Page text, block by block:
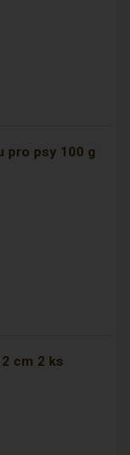
pro psy 100 g
cm 2 ks